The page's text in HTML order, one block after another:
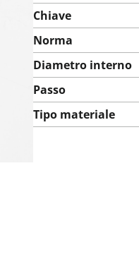
Chiave
Norma
Diametro interno
Passo
Tipo materiale